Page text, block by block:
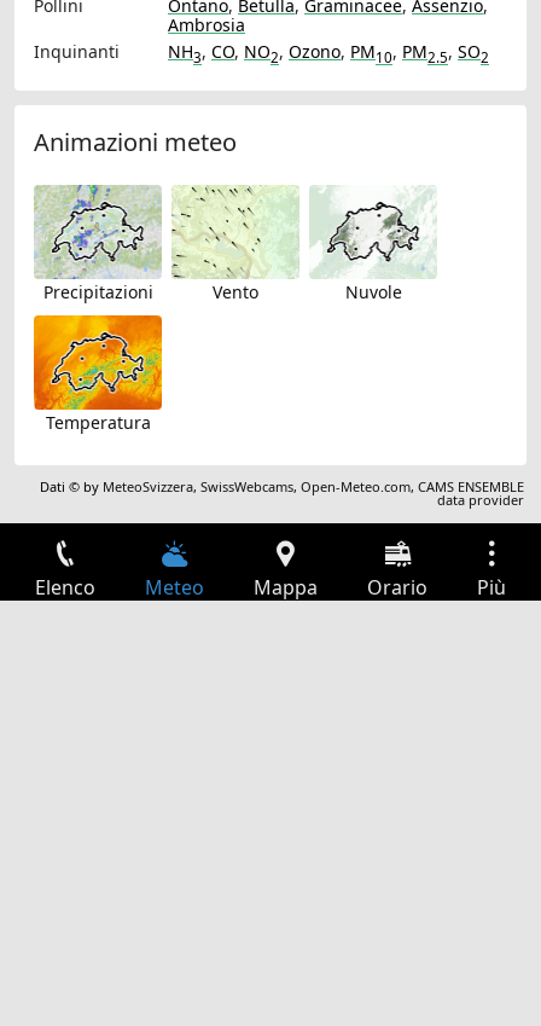
Pollini
Ontano, Betulla, Graminacee, Assenzio,
Ambrosia
Inquinanti
NH3, CO, NO2, Ozono, PM10, PM2.5, SO2
Animazioni meteo
Precipitazioni Vento Nuvole
Temperatura
Dati © by MeteoSvizzera,SwissWebcams,Open-Meteo.com,CAMS ENSEMBLE
data provider
Elenco Meteo Mappa Orario Più